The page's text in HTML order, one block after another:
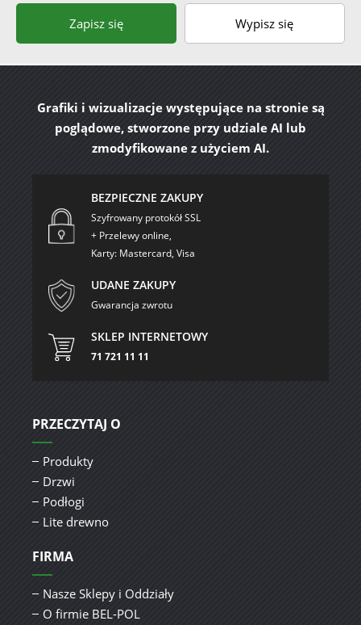
Zapisz się Wypisz się
Grafiki i wizualizacje występujące na stronie są
poglądowe, stworzone przy udziale AI lub
zmodyfikowane z użyciem AI.
BEZPIECZNE ZAKUPY
Szyfrowany protokół SSL
+ Przelewy online,
Karty: Mastercard, Visa
UDANE ZAKUPY
Gwarancja zwrotu
SKLEP INTERNETOWY
71 721 11 11
PRZECZYTAJ O
Produkty
Drzwi
Podłogi
Lite drewno
FIRMA
Nasze Sklepy i Oddziały
O firmie BEL-POL